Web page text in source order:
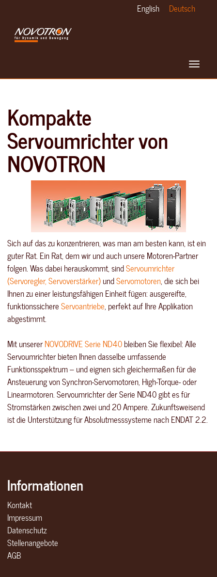
main
content
Deutsch
English
Toggle
Kompakte
Servoumrichter von
NOVOTRON
Sich auf das zu konzentrieren, was man am besten kann, ist ein
guter Rat. Ein Rat, dem wir und auch unsere Motoren-Partner
folgen. Was dabei herauskommt, sindServoumrichter
(Servoregler, Servoverstärker)undServomotoren, die sich bei
Ihnen zu einer leistungsfähigen Einheit fügen: ausgereifte,
funktionssichereServoantriebe, perfekt auf Ihre Applikation
abgestimmt.
Mit unsererNOVODRIVE Serie ND40bleiben Sie flexibel: Alle
Servoumrichter bieten Ihnen dasselbe umfassende
Funktionsspektrum – und eignen sich gleichermaßen für die
Ansteuerung von Synchron-Servomotoren, High-Torque- oder
Linearmotoren. Servoumrichter der Serie ND40 gibt es für
Stromstärken zwischen zwei und 20 Ampere. Zukunftsweisend
ist die Unterstützung für Absolutmesssysteme nach ENDAT 2.2.
Informationen
Kontakt
Impressum
Datenschutz
Stellenangebote
AGB